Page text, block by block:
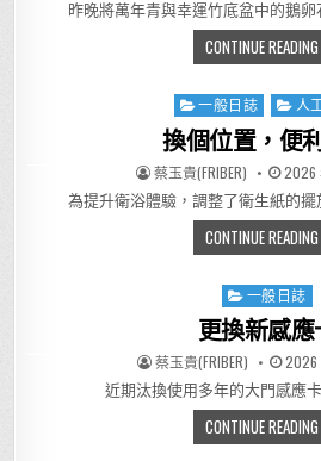
昨晚將萬年青與幸運竹底盆中的鵝
CONTINUE READING
Posted in
一般日誌 人
換個位置，便
AUTHOR:
蔡玉貴(FRIBER) 2026
為提升衛浴體驗，調整了衛生紙的
CONTINUE READING
Posted in
一般日誌
更換新感應
AUTHOR:
蔡玉貴(FRIBER) 2026
近期汰換使用多年的大門感應
CONTINUE READING